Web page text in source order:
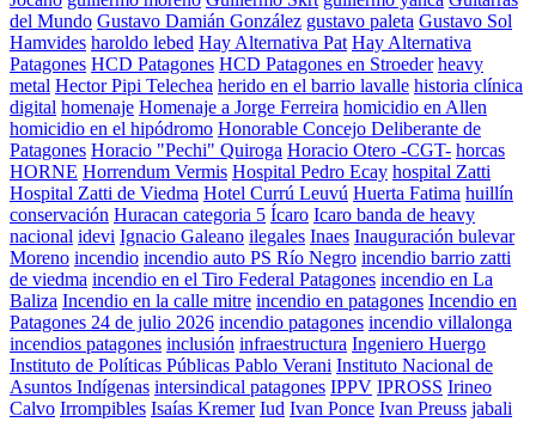
del Mundo Gustavo Damián González gustavo paleta Gustavo Sol
Hamvides haroldo lebed Hay Alternativa Pat Hay Alternativa
Patagones HCD Patagones HCD Patagones en Stroeder heavy
metal Hector Pipi Telechea herido en el barrio lavalle historia clínica
digital homenaje Homenaje a Jorge Ferreira homicidio en Allen
homicidio en el hipódromo Honorable Concejo Deliberante de
Patagones Horacio "Pechi" Quiroga Horacio Otero -CGT- horcas
HORNE Horrendum Vermis Hospital Pedro Ecay hospital Zatti
Hospital Zatti de Viedma Hotel Currú Leuvú Huerta Fatima huillín
conservación Huracan categoria 5 Ícaro Icaro banda de heavy
nacional idevi Ignacio Galeano ilegales Inaes Inauguración bulevar
Moreno incendio incendio auto PS Río Negro incendio barrio zatti
de viedma incendio en el Tiro Federal Patagones incendio en La
Baliza Incendio en la calle mitre incendio en patagones Incendio en
Patagones 24 de julio 2026 incendio patagones incendio villalonga
incendios patagones inclusión infraestructura Ingeniero Huergo
Instituto de Políticas Públicas Pablo Verani Instituto Nacional de
Asuntos Indígenas intersindical patagones IPPV IPROSS Irineo
Calvo Irrompibles Isaías Kremer Iud Ivan Ponce Ivan Preuss jabali